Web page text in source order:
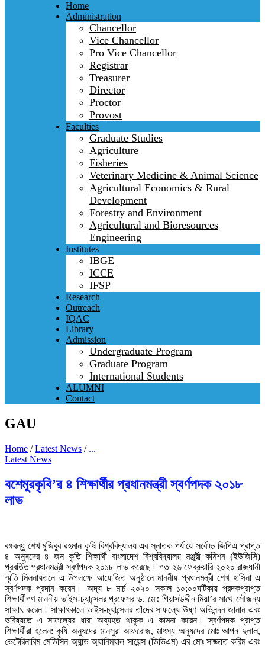
Home
Administration
Chancellor
Vice Chancellor
Pro Vice Chancellor
Registrar
Treasurer
Director
Proctor
Provost
Faculties
Graduate Studies
Agriculture
Fisheries
Veterinary Medicine & Animal Science
Agricultural Economics & Rural
Development
Forestry and Environment
Agricultural and Bioresources
Engineering
Institutes
IBGE
ICCE
IFSP
Research
Outreach
IQAC
Library
Admission
Undergraduate Program
Graduate Program
International Students
ALUMNI
Contact
GAU
Home /Latest News / ...
Latest News
বশেমুরকৃবি’র ৪ শিক্ষার্থীর প্রধানমন্ত্রী স্বর্ণপদক ২০১৮
লাভ
বঙ্গবন্ধু শেখ মুজিবুর রহমান কৃষি বিশ্ববিদ্যালয় এর স্নাতক পর্যায়ে সর্বোচ্চ জিপিএ প্রাপ্ত
৪ অনুষদের ৪ জন কৃতি শিক্ষার্থী বাংলাদেশ বিশ্ববিদ্যালয় মঞ্জুরী কমিশন (ইউজিসি)
প্রবর্তিত প্রধানমন্ত্রী স্বর্ণপদক ২০১৮ লাভ করেছে। গত ২৬ ফেব্রুয়ারি ২০২০ রাজধানী
স্মৃতি মিলনায়তনে এ উপলক্ষে আয়োজিত অনুষ্ঠানে মাননীয় প্রধানমন্ত্রী শেখ হাসিনা এ
স্বর্ণপদক প্রদান করেন। অদ্য ৮ মার্চ ২০২০ সকাল ১০:০০ঘটিকায় প্রদকপ্রাপ্ত
শিক্ষার্থীগণ মাননীয় ভাইস-চ্যান্সেলর প্রফেসর ড. মোঃ গিয়াসউদ্দীন মিয়া’র সাথে সৌজন্য
সাক্ষাৎ করেন। সাক্ষাৎকালে ভাইস-চ্যান্সেলর তাঁদের সাফল্যে উষ্ণ অভিনন্দন জানান এবং
ভবিষ্যতে এ সাফল্যের ধারা অব্যহত থাকুক এ কামনা করেন। স্বর্ণপদক প্রাপ্ত
শিক্ষার্থীরা হলেন: কৃষি অনুষদের মানসুরা আফরোজ, মাৎস্য অনুষদের মোঃ আপন দুলাল,
ভেটেরিনারিম মেডিসিন অ্যান্ড অ্যানিম্যাল সায়েন্স (ডিভিএম) এর মোঃ সাজ্জাত করিম এবং